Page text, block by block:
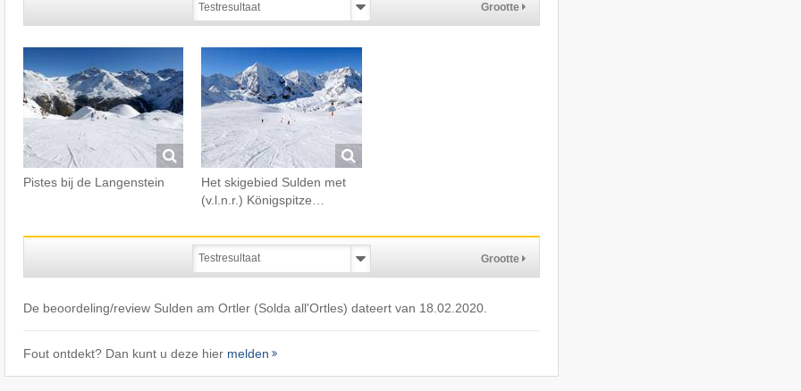
Grootte
Pistes bij de Langenstein
Het skigebied Sulden met
(v.l.n.r.) Königspitze…
Grootte
De beoordeling/review Sulden am Ortler (Solda all'Ortles) dateert van 18.02.2020.
Fout ontdekt? Dan kunt u deze hier melden